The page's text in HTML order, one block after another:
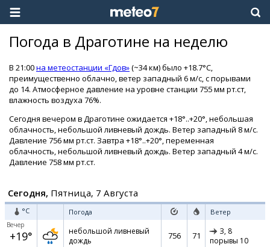
Погода в Драготине на неделю
В 21:00на метеостанции «Гдов»(~34 км) было +18.7°C,
преимущественно облачно, ветер западный 6 м/с, с порывами
до 14. Атмосферное давление на уровне станции 755 мм рт.ст,
влажность воздуха 76%.
Сегодня вечером в Драготине ожидается +18°..+20°, небольшая
облачность, небольшой ливневый дождь. Ветер западный 8 м/с.
Давление 756 мм рт.ст. Завтра +18°..+20°, переменная
облачность, небольшой ливневый дождь. Ветер западный 4 м/с.
Давление 758 мм рт.ст.
Сегодня, Пятница, 7 Августа
°C Погода Ветер
Вечер
+19°
небольшой ливневый
дождь
756 71 З, 8
порывы 10